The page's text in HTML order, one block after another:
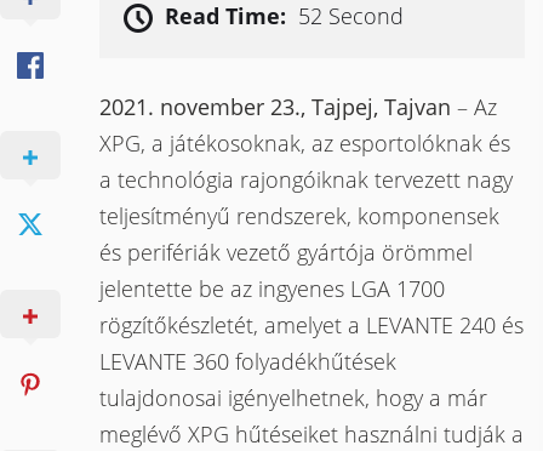
Read Time: 52 Second
2021. november 23., Tajpej, Tajvan – Az
XPG, a játékosoknak, az esportolóknak és
a technológia rajongóiknak tervezett nagy
teljesítményű rendszerek, komponensek
és perifériák vezető gyártója örömmel
jelentette be az ingyenes LGA 1700
rögzítőkészletét, amelyet a LEVANTE 240 és
LEVANTE 360 folyadékhűtések
tulajdonosai igényelhetnek, hogy a már
meglévő XPG hűtéseiket használni tudják a